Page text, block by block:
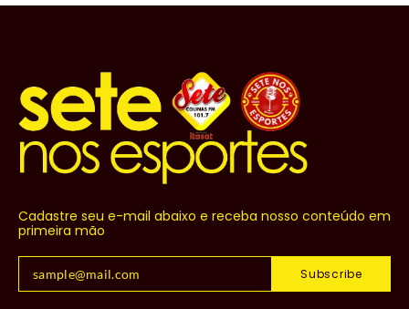
Cadastre seu e-mail abaixo e receba nosso conteúdo em
primeira mão
Subscribe